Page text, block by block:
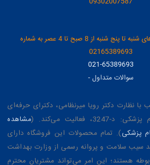
تماس تلفنی در روزهای شنبه تا پنج شنبه از 8 صبح تا 4 عصر به شماره
02165389693
021-65389693
سوالات متداول-
با نظارت دکتر رویا میرنظامی، دکترای حرفه‌ای
فعالیت می‌کند. (
مشاهده
پزشکی). تمام محصولات این فروشگاه دارای
سیب سلامت و پروانه رسمی از وزارت بهداشت
هستند؛ این امر می‌تواند مشتریان محترم